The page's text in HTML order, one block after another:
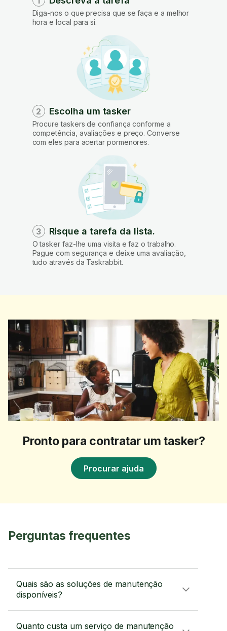
Diga-nos o que precisa que se faça e a melhor
hora e local para si.
2 Escolha um tasker
Procure taskers de confiança conforme a
competência, avaliações e preço. Converse
com eles para acertar pormenores.
3 Risque a tarefa da lista.
O tasker faz-lhe uma visita e faz o trabalho.
Pague com segurança e deixe uma avaliação,
tudo através da Taskrabbit.
Pronto para contratar um tasker?
Procurar ajuda
Perguntas frequentes
Quais são as soluções de manutenção
disponíveis?
Quanto custa um serviço de manutenção